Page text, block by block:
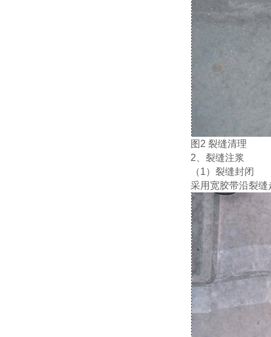
图 2 裂缝清理
2、裂缝注浆
（1）裂缝封闭
采用宽胶带沿裂缝